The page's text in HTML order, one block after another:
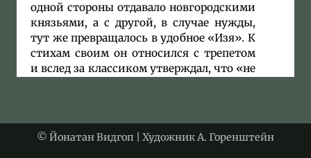
© Йонатан Видгоп | Художник А. Горенштейн
одной стороны отдавало новгородскими
князьями, а с другой, в случае нужды,
тут же превращалось в удобное «Изя». К
стихам своим он относился с трепетом
и вслед за классиком утверждал, что «не
Рукописи шли ходко. Лучшие из его
произведений печатались местными